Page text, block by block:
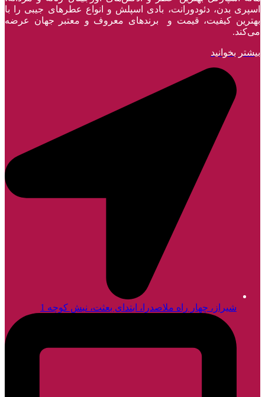
اسپری بدن، دئودورانت، بادی اسپلش و انواع عطر‌های جیبی را با
بهترین کیفیت، قیمت و برندهای معروف و معتبر جهان عرضه
می‌کند.
بیشتر بخوانید
شیراز، چهار راه ملاصدرا، ابتدای بعثت، نبش کوچه 1